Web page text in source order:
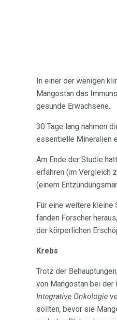
In einer der wenigen
Mangostan das
gesunde Erwachsene.
30 Tage lang nahmen
essentielle Mineralien
Am Ende der Studie
erfahren (im Vergleich
(einem
Für eine weitere kleine
fanden Forscher
der körperlichen
Krebs
Trotz der
von Mangostan bei der
Integrative Onkologie
sollten, bevor sie